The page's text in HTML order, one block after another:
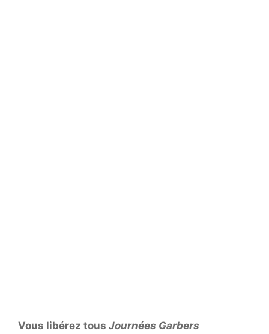
Vous libérez tous Journées Garbers